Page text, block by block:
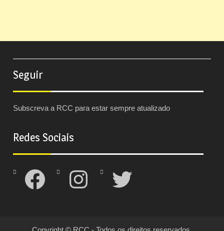
Seguir
Subscreva a RCC para estar sempre atualizado
Redes Sociais
Facebook Instagram Twitter